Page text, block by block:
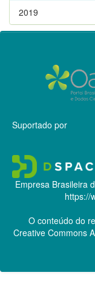
2019
Suportado por
Empresa Brasileira
https://
O conteúdo do
Creative Commons